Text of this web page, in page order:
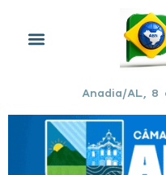
Anadia/AL,